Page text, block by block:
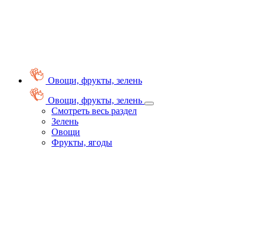
Овощи, фрукты, зелень
Овощи, фрукты, зелень
Смотреть весь раздел
Зелень
Овощи
Фрукты, ягоды